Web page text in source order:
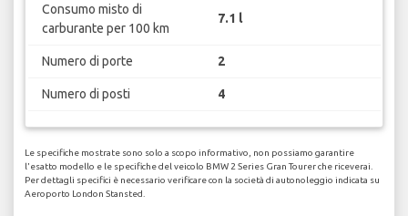
Consumo misto di
carburante per 100 km
7.1 l
Numero di porte 2
Numero di posti 4
Le specifiche mostrate sono solo a scopo informativo, non possiamo garantire
l'esatto modello e le specifiche del veicolo BMW 2 Series Gran Tourer che riceverai.
Per dettagli specifici è necessario verificare con la società di autonoleggio indicata su
Aeroporto London Stansted.